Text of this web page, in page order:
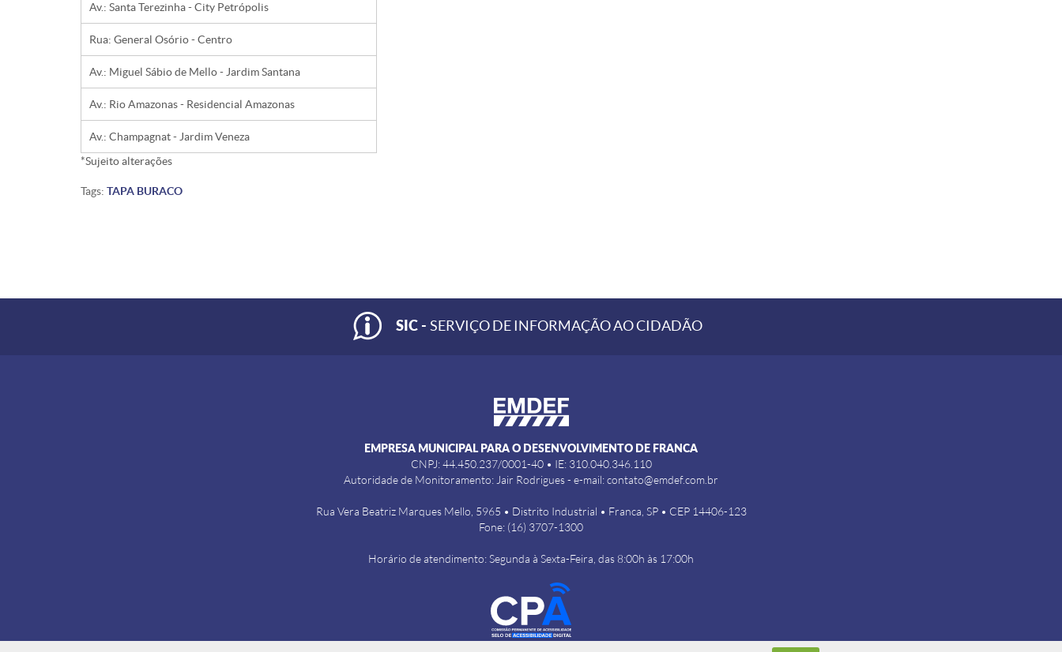
Av.: Santa Terezinha - City Petrópolis
Rua: General Osório - Centro
Av.: Miguel Sábio de Mello - Jardim Santana
Av.: Rio Amazonas - Residencial Amazonas
Av.: Champagnat - Jardim Veneza
*Sujeito alterações
Tags: TAPA BURACO
SIC - SERVIÇO DE INFORMAÇÃO AO CIDADÃO
EMPRESA MUNICIPAL PARA O DESENVOLVIMENTO DE FRANCA
CNPJ: 44.450.237/0001-40 • IE: 310.040.346.110
Autoridade de Monitoramento: Jair Rodrigues - e-mail: contato@emdef.com.br
Rua Vera Beatriz Marques Mello, 5965 • Distrito Industrial • Franca, SP • CEP 14406-123
Fone: (16) 3707-1300
Horário de atendimento: Segunda à Sexta-Feira, das 8:00h às 17:00h